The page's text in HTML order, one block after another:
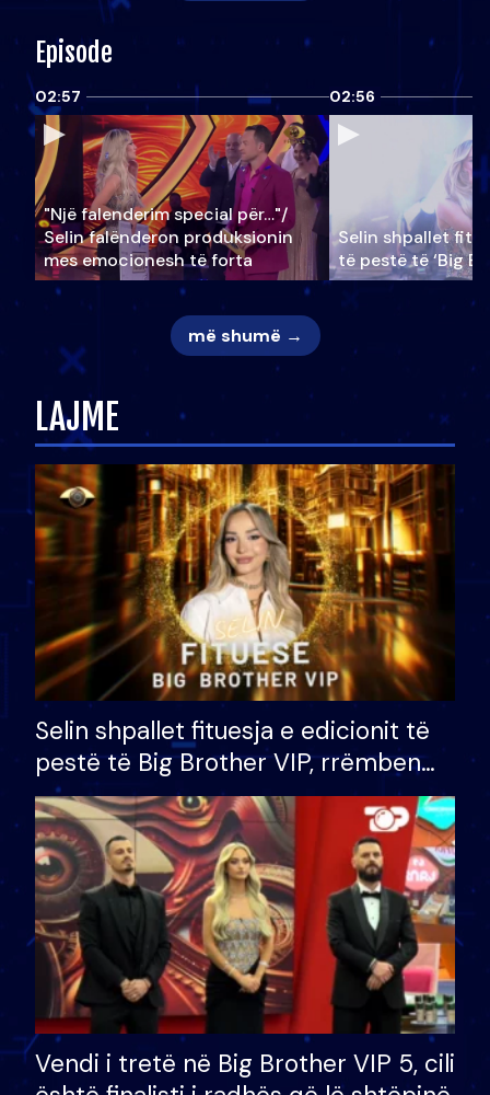
Episode
02:57
"Një falenderim special për…"/
Selin falënderon produksionin
mes emocionesh të forta
02:56
Selin shpallet
të pestë të ‘Big
më shumë →
LAJME
Selin shpallet fituesja e edicionit të
pestë të Big Brother VIP, rrëmben
çmimin e madh prej 100 mijë eurosh
Vendi i tretë në Big Brother VIP 5, cili